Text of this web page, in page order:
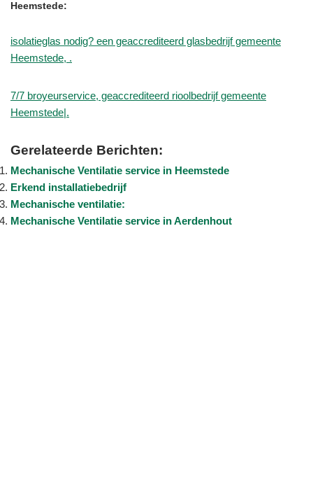
Heemstede:
isolatieglas nodig? een geaccrediteerd glasbedrijf gemeente
Heemstede, .
7/7 broyeurservice, geaccrediteerd rioolbedrijf gemeente
Heemstede|.
Gerelateerde Berichten:
Mechanische Ventilatie service in Heemstede
Erkend installatiebedrijf
Mechanische ventilatie:
Mechanische Ventilatie service in Aerdenhout